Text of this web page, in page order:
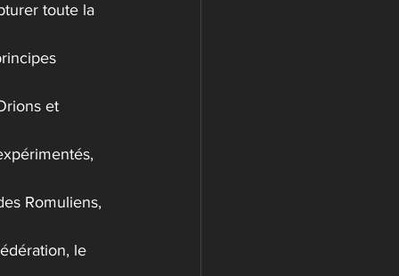
toute la
et
Romuliens,
le